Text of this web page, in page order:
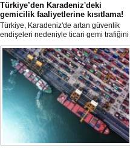
Türkiye’den Karadeniz'deki
gemicilik faaliyetlerine kısıtlama!
Türkiye, Karadeniz'de artan güvenlik
endişeleri nedeniyle ticari gemi trafiğini
kısıtlamaya başladı. Bu durum,
bölgedeki gıda güvenliğini tehdit ediyor.